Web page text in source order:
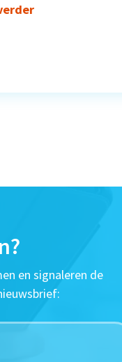
en signaleren de